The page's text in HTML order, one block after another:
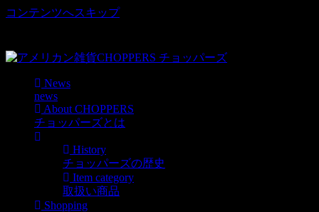
コンテンツへスキップ
News
news
About CHOPPERS
チョッパーズとは
History
チョッパーズの歴史
Item category
取扱い商品
Shopping